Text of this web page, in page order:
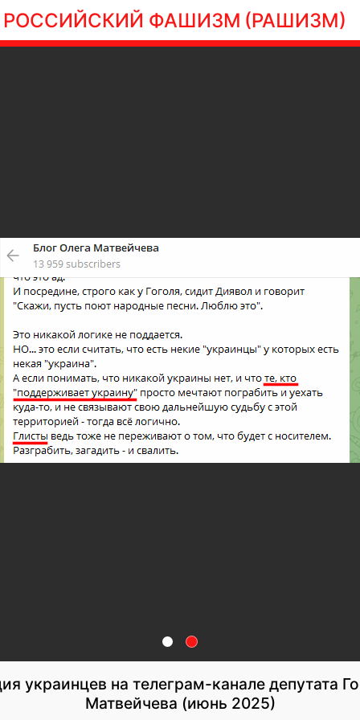
РОССИЙСКИЙ ФАШИЗМ (РАШИЗМ)
украинцев на телеграм-канале депутата
Матвейчева (июнь 2025)